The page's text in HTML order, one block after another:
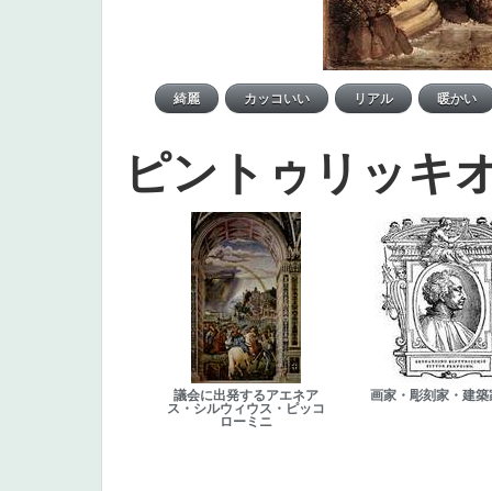
ピントゥリッキ
議会に出発するアエネア
ス・シルウィウス・ピッコ
ローミニ
画家・彫刻家・建築